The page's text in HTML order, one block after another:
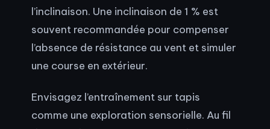
l’inclinaison. Une inclinaison de 1 % est
souvent recommandée pour compenser
l’absence de résistance au vent et simuler
une course en extérieur.
Envisagez l’entraînement sur tapis
comme une exploration sensorielle. Au fil